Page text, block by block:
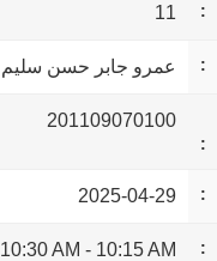
11
عمرو جابر حسن سليم
201109070100
2025-04-29
10:15 AM
-
10:30 AM